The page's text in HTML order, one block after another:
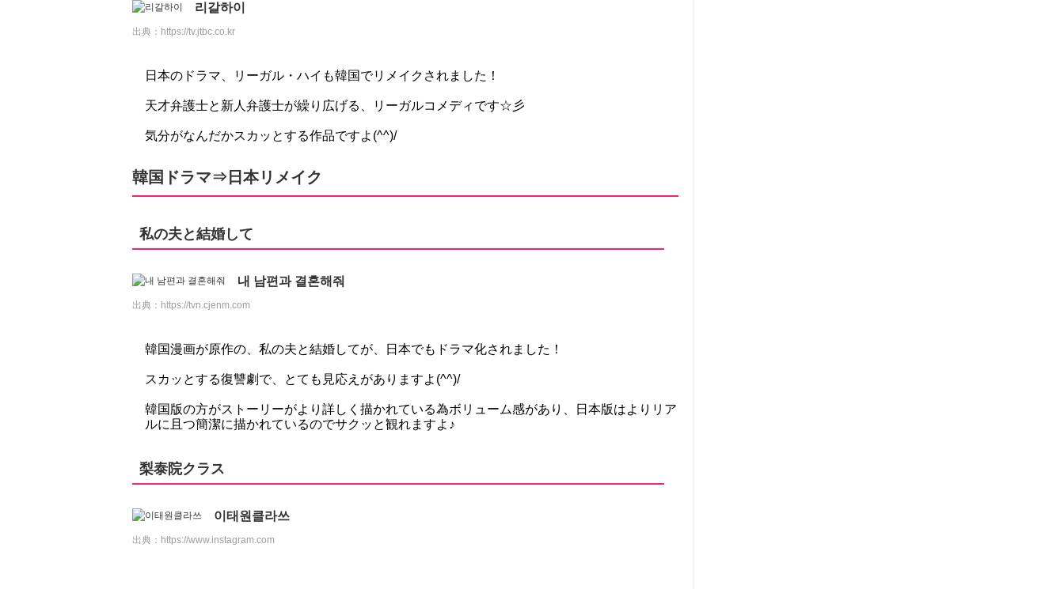
리갈하이
出典： https://tv.jtbc.co.kr
日本のドラマ、リーガル・ハイも韓国でリメイクされました！
天才弁護士と新人弁護士が繰り広げる、リーガルコメディです☆彡
気分がなんだかスカッとする作品ですよ(^^)/
韓国ドラマ⇒日本リメイク
私の夫と結婚して
내 남편과 결혼해줘
出典： https://tvn.cjenm.com
韓国漫画が原作の、私の夫と結婚してが、日本でもドラマ化されました！
スカッとする復讐劇で、とても見応えがありますよ(^^)/
韓国版の方がストーリーがより詳しく描かれている為ボリューム感があり、日本版はよりリア
ルに且つ簡潔に描かれているのでサクッと観れますよ♪
梨泰院クラス
이태원클라쓰
出典： https://www.instagram.com